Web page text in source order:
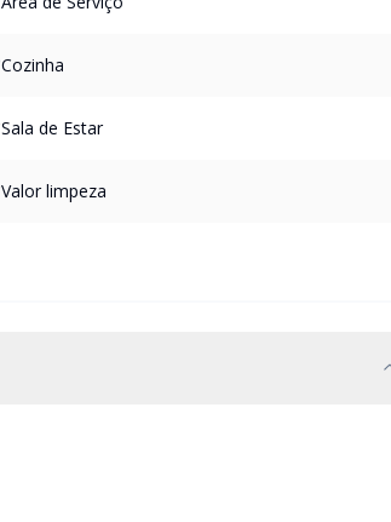
Cozinha
Sala de Estar
Valor limpeza